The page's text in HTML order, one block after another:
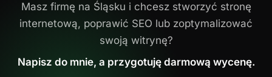
Masz firmę na Śląsku i chcesz stworzyć stronę
internetową, poprawić SEO lub zoptymalizować
swoją witrynę?
Napisz do mnie, a przygotuję darmową wycenę.